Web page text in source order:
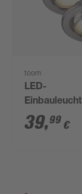
toom
LED-
dimmbar 5
warmweiß Ø
39,99 €